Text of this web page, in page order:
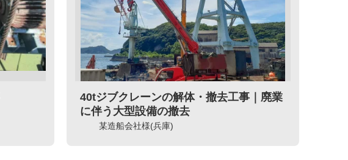
40tジブクレーンの解体・撤去工事｜廃業
に伴う大型設備の撤去
某造船会社様(兵庫)